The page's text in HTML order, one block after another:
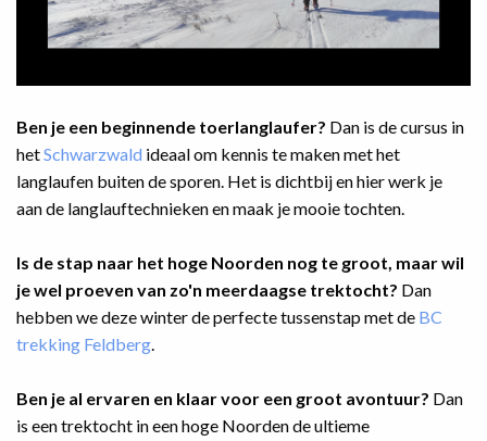
Ben je een beginnende toerlanglaufer? Dan is de cursus in
hetSchwarzwald ideaal om kennis te maken met het
langlaufen buiten de sporen. Het is dichtbij en hier werk je
aan de langlauftechnieken en maak je mooie tochten.
Is de stap naar het hoge Noorden nog te groot, maar wil
je wel proeven van zo'n meerdaagse trektocht? Dan
hebben we deze winter de perfecte tussenstap met de BC
trekking Feldberg.
Ben je al ervaren en klaar voor een groot avontuur? Dan
is een trektocht in een hoge Noorden de ultieme